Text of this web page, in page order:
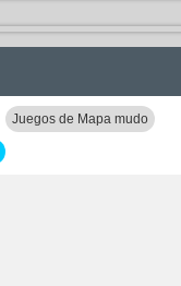
Juegos de Mapa mudo